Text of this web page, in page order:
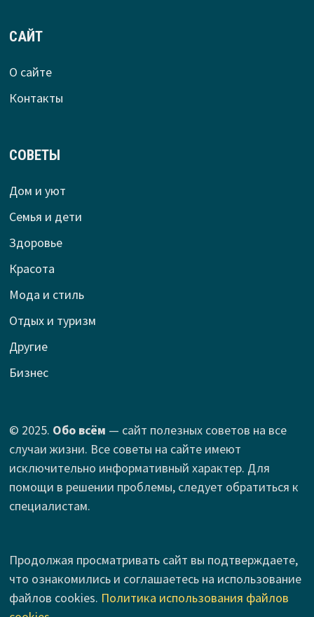
САЙТ
О сайте
Контакты
СОВЕТЫ
Дом и уют
Семья и дети
Здоровье
Красота
Мода и стиль
Отдых и туризм
Другие
Бизнес
© 2025. Обо всём — сайт полезных советов на все
случаи жизни. Все советы на сайте имеют
исключительно информативный характер. Для
помощи в решении проблемы, следует обратиться к
специалистам.
Продолжая просматривать сайт вы подтверждаете,
что ознакомились и соглашаетесь на использование
файлов cookies. Политика использования файлов